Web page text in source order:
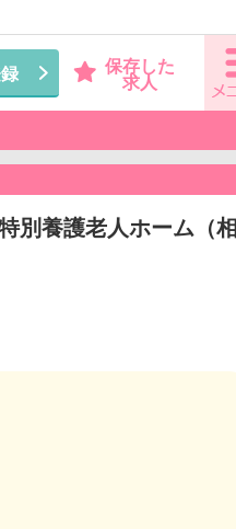
保存した
求人
別養護老人ホーム（相